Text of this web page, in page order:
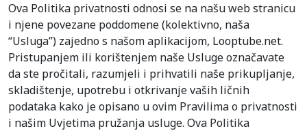
Ova Politika privatnosti odnosi se na našu web stranicu
i njene povezane poddomene (kolektivno, naša
“Usluga”) zajedno s našom aplikacijom, Looptube.net.
Pristupanjem ili korištenjem naše Usluge označavate
da ste pročitali, razumjeli i prihvatili naše prikupljanje,
skladištenje, upotrebu i otkrivanje vaših ličnih
podataka kako je opisano u ovim Pravilima o privatnosti
i našim Uvjetima pružanja usluge. Ova Politika